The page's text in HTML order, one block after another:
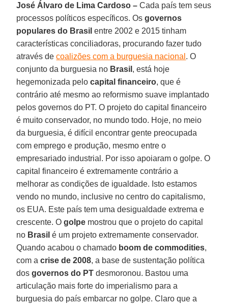
José Álvaro de Lima Cardoso – Cada país tem seus
processos políticos específicos. Osgovernos
populares do Brasil entre 2002 e 2015 tinham
características conciliadoras, procurando fazer tudo
através decoalizões com a burguesia nacional . O
conjunto da burguesia no Brasil , está hoje
hegemonizada pelocapital financeiro, que é
contrário até mesmo ao reformismo suave implantado
pelos governos do PT. O projeto do capital financeiro
é muito conservador, no mundo todo. Hoje, no meio
da burguesia, é difícil encontrar gente preocupada
com emprego e produção, mesmo entre o
empresariado industrial. Por isso apoiaram o golpe. O
capital financeiro é extremamente contrário a
melhorar as condições de igualdade. Isto estamos
vendo no mundo, inclusive no centro do capitalismo,
os EUA. Este país tem uma desigualdade extrema e
crescente. Ogolpe mostrou que o projeto do capital
no Brasil é um projeto extremamente conservador.
Quando acabou o chamado boom de commodities,
com acrise de 2008, a base de sustentação política
dosgovernos do PT desmoronou. Bastou uma
articulação mais forte do imperialismo para a
burguesia do país embarcar no golpe. Claro que a